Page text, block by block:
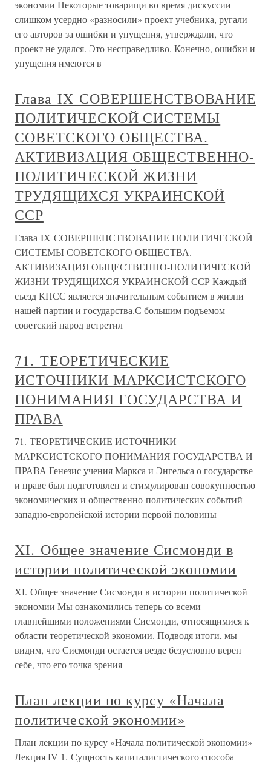
экономии Некоторые товарищи во время дискуссии
слишком усердно «разносили» проект учебника, ругали
его авторов за ошибки и упущения, утверждали, что
проект не удался. Это несправедливо. Конечно, ошибки и
упущения имеются в
Глава IX СОВЕРШЕНСТВОВАНИЕ
ПОЛИТИЧЕСКОЙ СИСТЕМЫ
СОВЕТСКОГО ОБЩЕСТВА.
АКТИВИЗАЦИЯ ОБЩЕСТВЕННО-
ПОЛИТИЧЕСКОЙ ЖИЗНИ
ТРУДЯЩИХСЯ УКРАИНСКОЙ
ССР
Глава IX СОВЕРШЕНСТВОВАНИЕ ПОЛИТИЧЕСКОЙ
СИСТЕМЫ СОВЕТСКОГО ОБЩЕСТВА.
АКТИВИЗАЦИЯ ОБЩЕСТВЕННО-ПОЛИТИЧЕСКОЙ
ЖИЗНИ ТРУДЯЩИХСЯ УКРАИНСКОЙ ССР Каждый
съезд КПСС является значительным событием в жизни
нашей партии и государства.С большим подъемом
советский народ встретил
71. ТЕОРЕТИЧЕСКИЕ
ИСТОЧНИКИ МАРКСИСТСКОГО
ПОНИМАНИЯ ГОСУДАРСТВА И
ПРАВА
71. ТЕОРЕТИЧЕСКИЕ ИСТОЧНИКИ
МАРКСИСТСКОГО ПОНИМАНИЯ ГОСУДАРСТВА И
ПРАВА Генезис учения Маркса и Энгельса о государстве
и праве был подготовлен и стимулирован совокупностью
экономических и общественно-политических событий
западно-европейской истории первой половины
XI. Общее значение Сисмонди в
истории политической экономии
XI. Общее значение Сисмонди в истории политической
экономии Мы ознакомились теперь со всеми
главнейшими положениями Сисмонди, относящимися к
области теоретической экономии. Подводя итоги, мы
видим, что Сисмонди остается везде безусловно верен
себе, что его точка зрения
План лекции по курсу «Начала
политической экономии»
План лекции по курсу «Начала политической экономии»
Лекция IV 1. Сущность капиталистического способа